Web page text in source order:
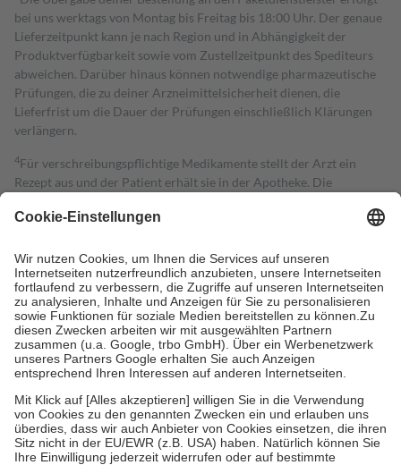
bei uns werktags von Montag bis Freitag bis 18:00 Uhr. Der genaue
Lieferzeitpunkt kann je nach Region und in Abhängigkeit der
Produktverfügbarkeit sowie vom Zustellzeitpunkt des Spediteurs
abweichen. Darüber hinaus können notwendige pharmazeutische
Prüfungen, die zu deiner Arzneimittelsicherheit dienen, die
Lieferfrist um die Dauer der Prüfungen einschließlich Klärungen
verlängern.
4Für verschreibungspflichtige Medikamente stellt der Arzt ein
Rezept aus und der Patient erhält sie in der Apotheke. Die
Kosten dafür, der Versicherte trägt einen Teil davon als Zuzahlung
Grundsätzlich leisten Mitglieder Zuzahlungen in Höhe von zehn
Prozent des Abgabepreises,mindestensjedochfünf Euround
höchstens zehn Euro.Es sind jedoch nie mehr als die tatsächlichen
Kosten der Leistung zu entrichten.
Diese Regeln gelten grundsätzlich auch für Online-Apotheken.
Bei Heilmitteln und häuslicher Krankenpflege beträgt die
Zuzahlung zehn Prozent der Kosten sowie zehn Euro je
Um das Engagement der Versicherten für ihre eigene Gesundheit zu
stärken und die besondere Stellung der Familie zu unterstützen,
fallenkeine Zuzahlungen an bei: